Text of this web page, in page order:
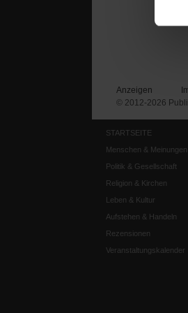
Anzeigen
© 2012-2026
STARTSEITE
Menschen & Meinungen
Politik & Gesellschaft
Religion & Kirchen
Leben & Kultur
Aufstehen & Handeln
Rezensionen
Veranstaltungskalender